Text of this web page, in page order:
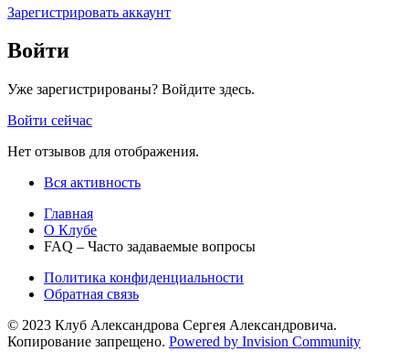
Зарегистрировать аккаунт
Войти
Уже зарегистрированы? Войдите здесь.
Войти сейчас
Нет отзывов для отображения.
Вся активность
Главная
О Клубе
FAQ – Часто задаваемые вопросы
Политика конфиденциальности
Обратная связь
© 2023 Клуб Александрова Сергея Александровича.
Копирование запрещено. Powered by Invision Community